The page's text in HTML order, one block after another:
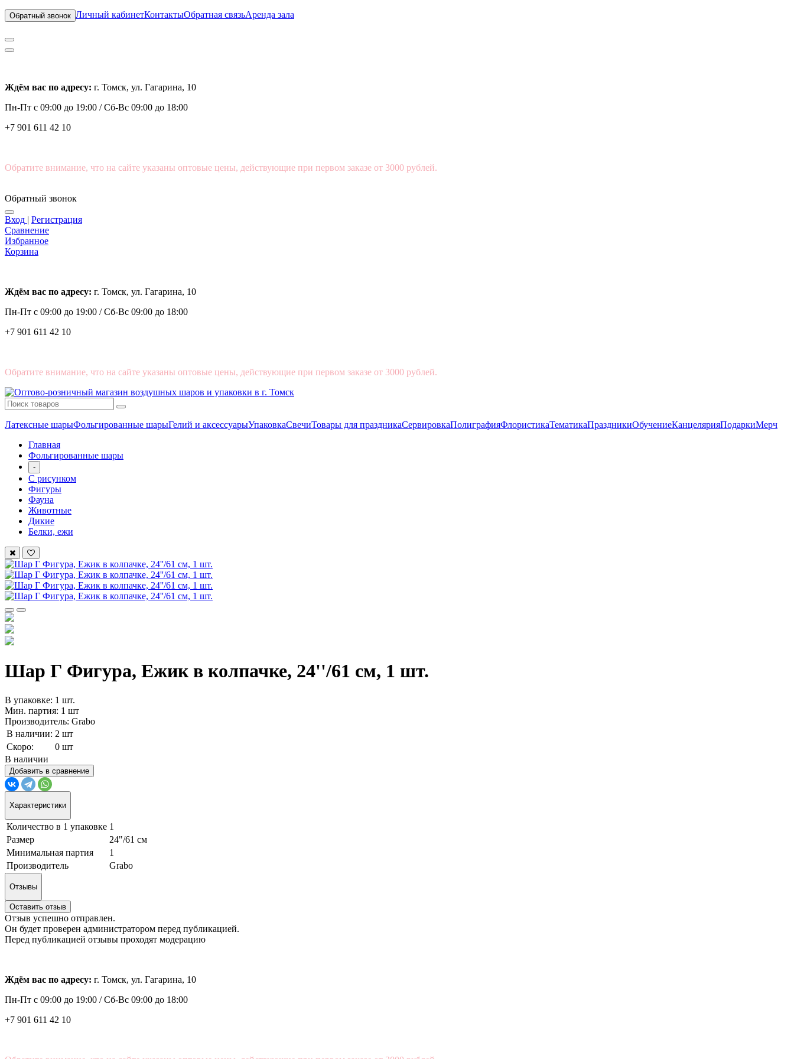
Обратный звонок Личный кабинетКонтактыОбратная связьАренда зала
Ждём вас по адресу: г. Томск, ул. Гагарина, 10
Пн-Пт с 09:00 до 19:00 /Сб-Вс 09:00 до 18:00
+7 901 611 42 10
Обратите внимание, что на сайте указаны оптовые цены, действующие при первом заказе от 3000 рублей.
Обратный звонок
Вход | Регистрация
Сравнение
Избранное
Корзина
Ждём вас по адресу: г. Томск, ул. Гагарина, 10
Пн-Пт с 09:00 до 19:00 /Сб-Вс 09:00 до 18:00
+7 901 611 42 10
Обратите внимание, что на сайте указаны оптовые цены, действующие при первом заказе от 3000 рублей.
Латексные шарыФольгированные шарыГелий и аксессуарыУпаковкаСвечиТовары для праздникаСервировкаПолиграфияФлористикаТематикаПраздникиОбучениеКанцелярияПодаркиМерч
Главная
Фольгированные шары
-
С рисунком
Фигуры
Фауна
Животные
Дикие
Белки, ежи
Шар Г Фигура, Ежик в колпачке, 24''/61 см, 1 шт.
В упаковке: 1 шт.
Мин. партия: 1 шт
Производитель: Grabo
В наличии: 2 шт
Скоро:
0 шт
В наличии
Добавить в сравнение
Характеристики
Количество в 1 упаковке 1
Размер
24"/61 см
Минимальная партия
1
Производитель
Grabo
Отзывы
Оставить отзыв
Отзыв успешно отправлен.
Он будет проверен администратором перед публикацией.
Перед публикацией отзывы проходят модерацию
Ждём вас по адресу: г. Томск, ул. Гагарина, 10
Пн-Пт с 09:00 до 19:00 /Сб-Вс 09:00 до 18:00
+7 901 611 42 10